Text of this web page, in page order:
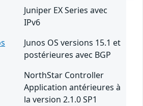
Juniper EX Series avec
IPv6
Junos OS versions 15.1 et
postérieures avec BGP
NorthStar Controller
Application antérieures à
la version 2.1.0 SP1